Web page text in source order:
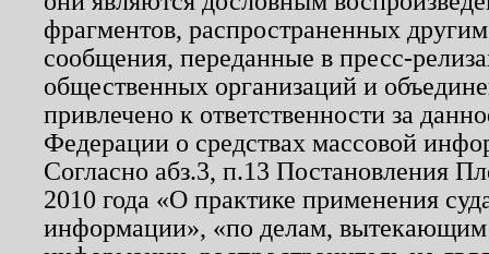
фрагментов, распространенных
сообщения, переданные в пресс-
общественных организаций и
привлечено к ответственности за
Федерации о средствах массовой
Согласно абз.3, п.13 Постановления
2010 года «О практике применения
информации», «по делам, вытекающим